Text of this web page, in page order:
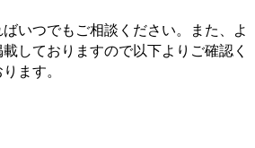
いつでもご相談ください。また、よ
しておりますので以下よりご確認く
ます。